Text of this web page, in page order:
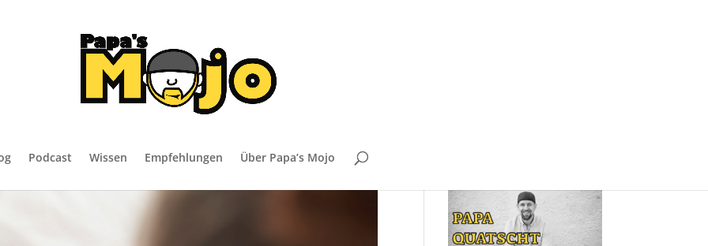
Podcast Wissen Empfehlungen Über Papa’s Mojo